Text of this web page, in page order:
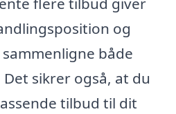
og
både
sikrer også, at du
tilbud til dit